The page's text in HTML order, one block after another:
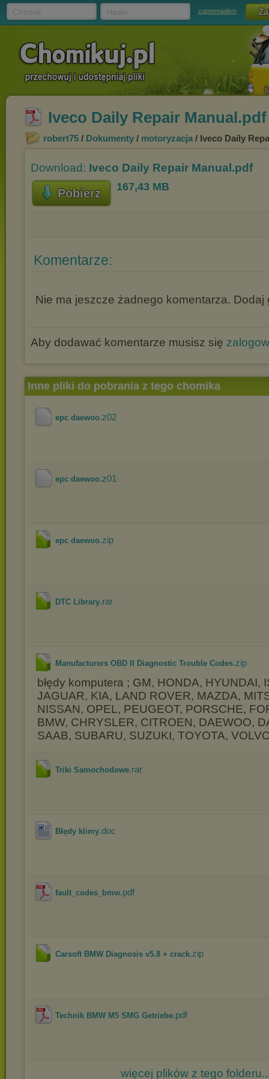
zapomniałem
Iveco Daily Repair Manual.pdf
robert75 / Dokumenty / motoryzacja / Iveco Daily
Download: Iveco Daily Repair Manual.pdf
Pobierz 167,43 MB
Komentarze:
Nie ma jeszcze żadnego komentarza. Dodaj
Aby dodawać komentarze musisz się
Inne pliki do pobrania z tego chomika
epc daewoo.z02
epc daewoo.z01
epc daewoo.zip
DTC Library.rar
Manufacturers OBD II Diagnostic Trouble Codes.zip
błędy komputera ; GM, HONDA, HYUNDAI,
JAGUAR, KIA, LAND ROVER, MAZDA,
NISSAN, OPEL, PEUGEOT, PORSCHE,
BMW, CHRYSLER, CITROEN, DAEWOO,
SAAB, SUBARU, SUZUKI, TOYOTA,
Triki Samochodowe.rar
Błędy klimy.doc
fault_codes_bmw.pdf
Carsoft BMW Diagnosis v5.8 + crack.zip
Technik BMW M5 SMG Getriebe.pdf
więcej plików z tego